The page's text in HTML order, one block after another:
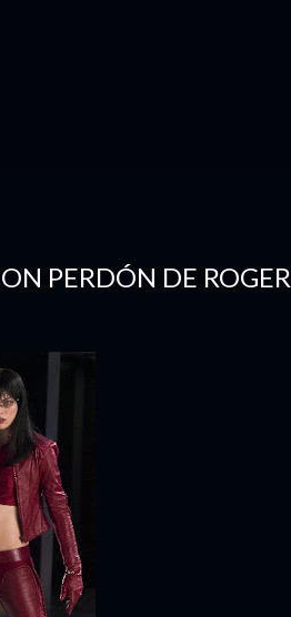
PERDÓN DE ROGER